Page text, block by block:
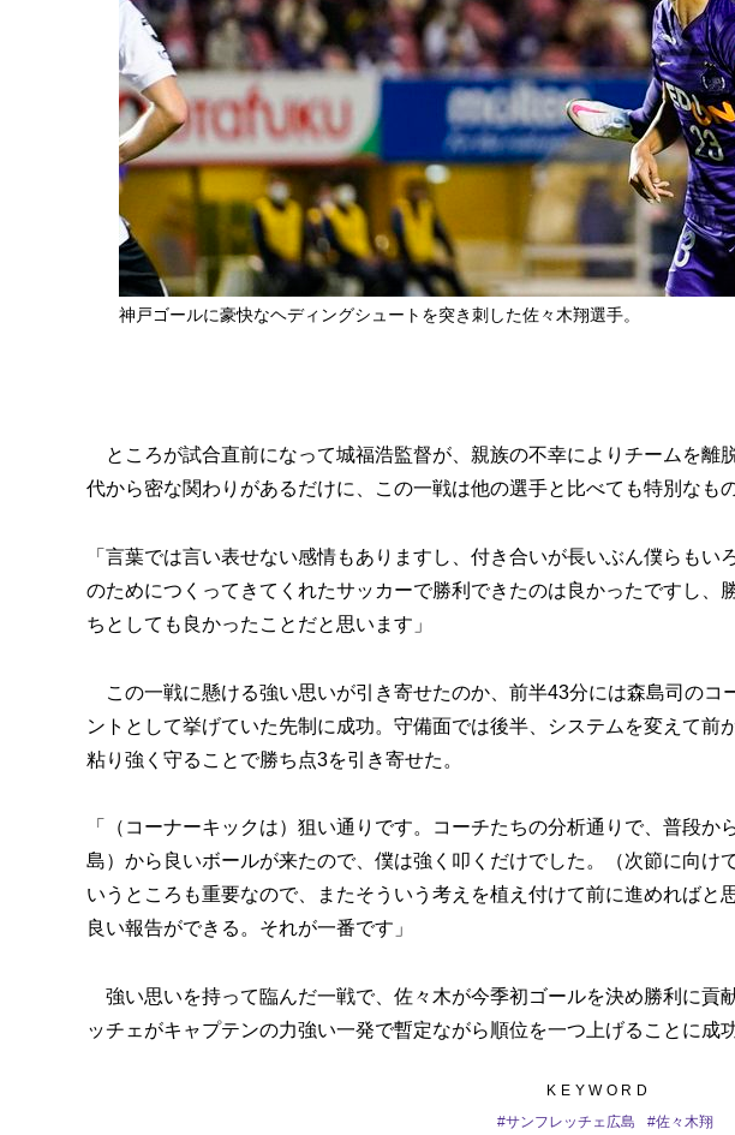
神戸ゴールに豪快なヘディングシュートを突き刺した佐々木翔選手。
ところが試合直前になって城福浩監督が、親族の不幸によりチームを離
代から密な関わりがあるだけに、この一戦は他の選手と比べても特別なも
「言葉では言い表せない感情もありますし、付き合いが長いぶん僕らも
のためにつくってきてくれたサッカーで勝利できたのは良かったですし、
ちとしても良かったことだと思います」
この一戦に懸ける強い思いが引き寄せたのか、前半43分には森島司のコ
ントとして挙げていた先制に成功。守備面では後半、システムを変えて前
粘り強く守ることで勝ち点3を引き寄せた。
「（コーナーキックは）狙い通りです。コーチたちの分析通りで、普段
島）から良いボールが来たので、僕は強く叩くだけでした。（次節に向け
いうところも重要なので、またそういう考えを植え付けて前に進めればと
良い報告ができる。それが一番です」
強い思いを持って臨んだ一戦で、佐々木が今季初ゴールを決め勝利に貢
ッチェがキャプテンの力強い一発で暫定ながら順位を一つ上げることに成功
KEYWORD
#サンフレッチェ広島 #佐々木翔